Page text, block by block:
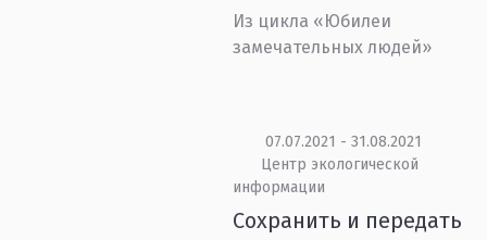
Из цикла «Юбилеи
замечательных людей»
07.07.2021 - 31.08.2021
Центр экологической
информации
Сохранить и передать